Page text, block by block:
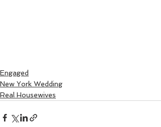
Engaged
New York Wedding
Real Housewives